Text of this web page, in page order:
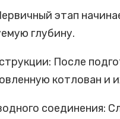
этап
глубину.
После
котлован и
соединения: